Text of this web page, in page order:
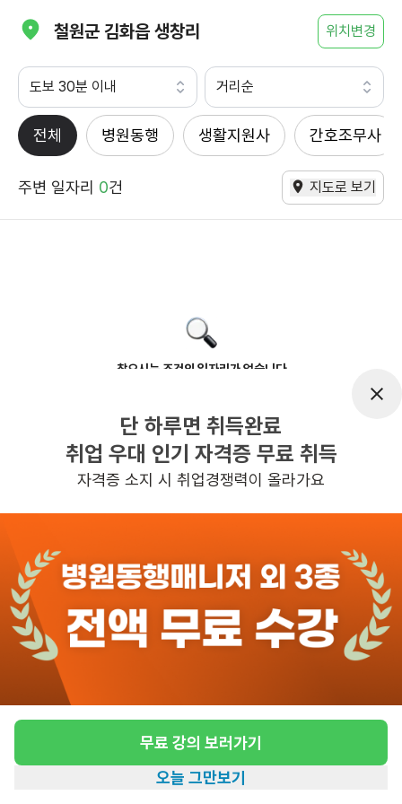
철원군 김화읍 생창리 위치변경
도보 30분 이내 거리순
전체 병원동행 생활지원사 간호조무사
주변 일자리 0건 지도로 보기
찾으시는 조건의 일자리가 없습니다
반경 3KM 이내의 일자리 확인하기
단 하루면 취득완료
취업 우대 인기 자격증 무료 취득
자격증 소지 시 취업경쟁력이 올라가요
무료 강의 보러가기
오늘 그만보기